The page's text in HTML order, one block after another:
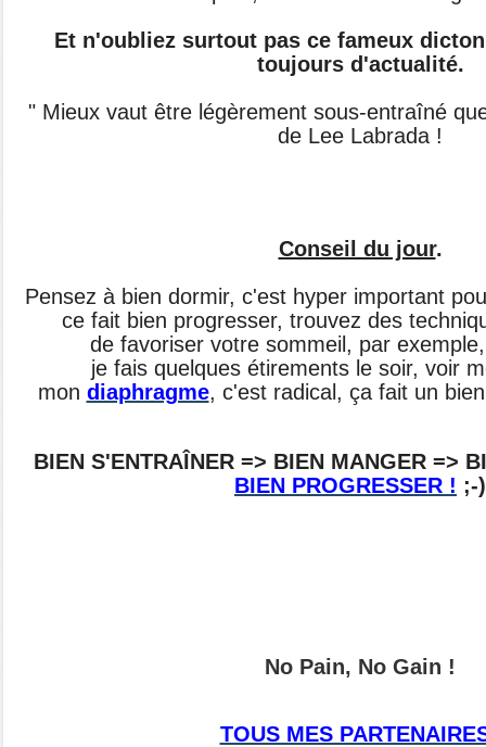
Et n'oubliez surtout pas ce fameux
toujours d'actualité.
" Mieux vaut être légèrement sous-entraîné
de Lee Labrada !
Conseil du jour.
Pensez à bien dormir, c'est hyper important
ce fait bien progresser, trouvez des
de favoriser votre sommeil, par
je fais quelques étirements le soir, voir
mon diaphragme, c'est radical, ça fait un
BIEN S'ENTRAÎNER => BIEN MANGER =>
BIEN PROGRESSER ! ;-)
No Pain, No Gain !
TOUS MES